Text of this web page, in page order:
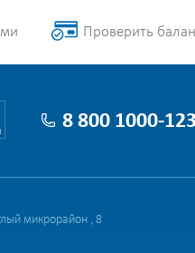
Проверить
8 800 1000-
микрорайон , 8